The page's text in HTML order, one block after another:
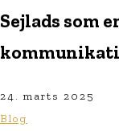
Sejlads som
24. marts 2025
Blog